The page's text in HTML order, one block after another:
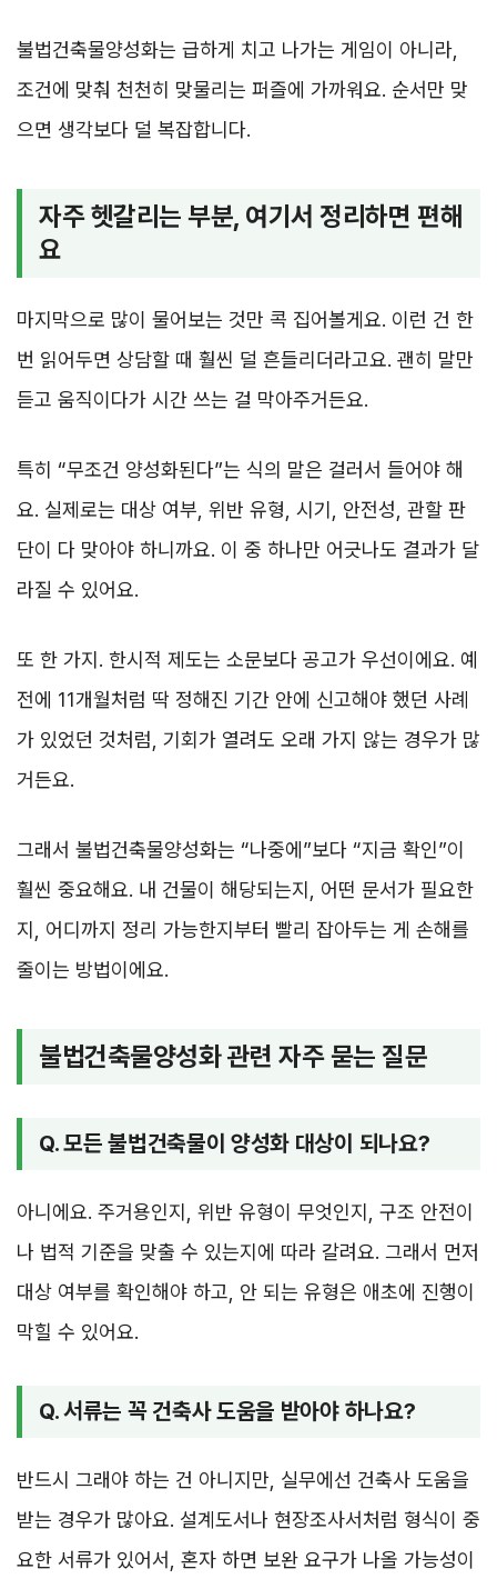
불법건축물양성화는 급하게 치고 나가는 게임이 아니라,
조건에 맞춰 천천히 맞물리는 퍼즐에 가까워요. 순서만 맞
으면 생각보다 덜 복잡합니다.
자주 헷갈리는 부분, 여기서 정리하면 편해
요
마지막으로 많이 물어보는 것만 콕 집어볼게요. 이런 건 한
번 읽어두면 상담할 때 훨씬 덜 흔들리더라고요. 괜히 말만
듣고 움직이다가 시간 쓰는 걸 막아주거든요.
특히 “무조건 양성화된다”는 식의 말은 걸러서 들어야 해
요. 실제로는 대상 여부, 위반 유형, 시기, 안전성, 관할 판
단이 다 맞아야 하니까요. 이 중 하나만 어긋나도 결과가 달
라질 수 있어요.
또 한 가지. 한시적 제도는 소문보다 공고가 우선이에요. 예
전에 11개월처럼 딱 정해진 기간 안에 신고해야 했던 사례
가 있었던 것처럼, 기회가 열려도 오래 가지 않는 경우가 많
거든요.
그래서 불법건축물양성화는 “나중에”보다 “지금 확인”이
훨씬 중요해요. 내 건물이 해당되는지, 어떤 문서가 필요한
지, 어디까지 정리 가능한지부터 빨리 잡아두는 게 손해를
줄이는 방법이에요.
불법건축물양성화 관련 자주 묻는 질문
Q. 모든 불법건축물이 양성화 대상이 되나요?
아니에요. 주거용인지, 위반 유형이 무엇인지, 구조 안전이
나 법적 기준을 맞출 수 있는지에 따라 갈려요. 그래서 먼저
대상 여부를 확인해야 하고, 안 되는 유형은 애초에 진행이
막힐 수 있어요.
Q. 서류는 꼭 건축사 도움을 받아야 하나요?
반드시 그래야 하는 건 아니지만, 실무에선 건축사 도움을
받는 경우가 많아요. 설계도서나 현장조사서처럼 형식이 중
요한 서류가 있어서, 혼자 하면 보완 요구가 나올 가능성이